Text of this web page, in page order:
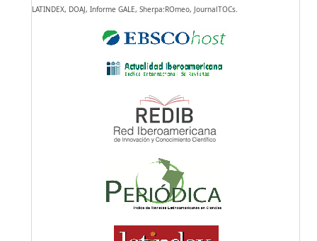
LATINDEX, DOAJ, Informe GALE, Sherpa:ROmeo, JournalTOCs.